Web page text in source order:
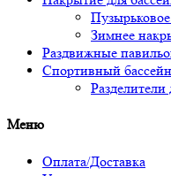
Зимнее
Раздвижные
Спортивный бассейн
Меню
Оплата/Доставка